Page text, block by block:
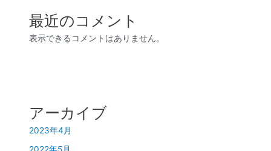
最近のコメント
表示できるコメントはありません。
アーカイブ
2023年4月
2022年5月